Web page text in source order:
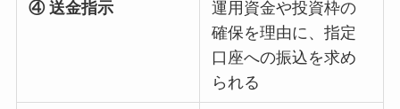
④ 送金指示
運用資金や投資枠の
確保を理由に、指定
口座への振込を求め
られる